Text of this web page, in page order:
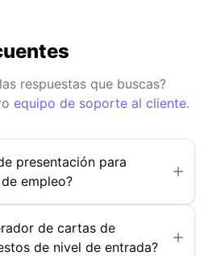
respuestas que buscas?
equipo de soporte al cliente.
presentación para
empleo?
de cartas de
de nivel de entrada?